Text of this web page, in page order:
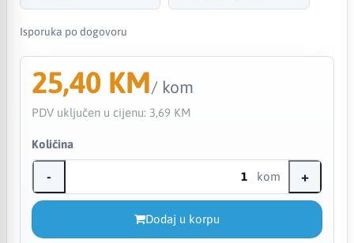
Isporuka po dogovoru
25,40 KM/ kom
PDV uključen u cijenu: 3,69 KM
Količina
- kom +
Dodaj u korpu